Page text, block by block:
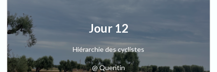
Jour 12
Hiérarchie des cyclistes
@ Quentin